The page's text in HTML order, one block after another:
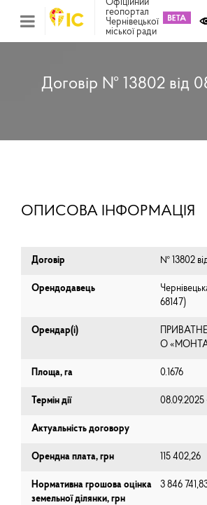
Офіційний
геопортал
Чернівецької
міської ради
Договір № 13802 від
ОПИСОВА ІНФОРМАЦІЯ
Договір № 13802
Орендодавець
68147⁩)
Орендар(і)
О
Площа, га 0.1676
Термін дії 08.09.2025
Актуальність договору
Орендна плата, грн 115 402,26
Нормативна грошова оцінка
земельної ділянки, грн
3 846